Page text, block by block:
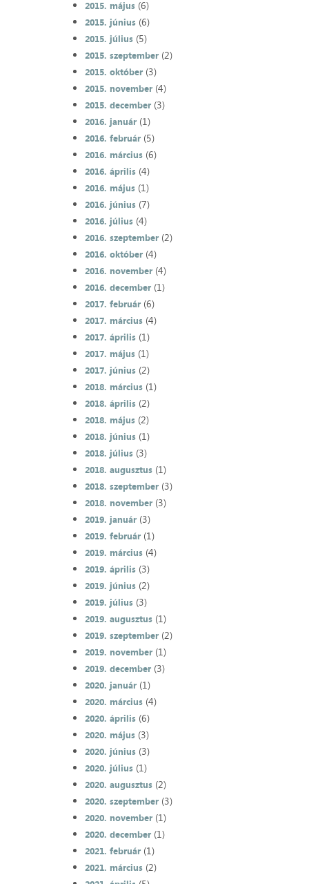
2015. május(6)
2015. június(6)
2015. július(5)
2015. szeptember(2)
2015. október(3)
2015. november(4)
2015. december(3)
2016. január(1)
2016. február(5)
2016. március(6)
2016. április(4)
2016. május(1)
2016. június(7)
2016. július(4)
2016. szeptember(2)
2016. október(4)
2016. november(4)
2016. december(1)
2017. február(6)
2017. március(4)
2017. április(1)
2017. május(1)
2017. június(2)
2018. március(1)
2018. április(2)
2018. május(2)
2018. június(1)
2018. július(3)
2018. augusztus(1)
2018. szeptember(3)
2018. november(3)
2019. január(3)
2019. február(1)
2019. március(4)
2019. április(3)
2019. június(2)
2019. július(3)
2019. augusztus(1)
2019. szeptember(2)
2019. november(1)
2019. december(3)
2020. január(1)
2020. március(4)
2020. április(6)
2020. május(3)
2020. június(3)
2020. július(1)
2020. augusztus(2)
2020. szeptember(3)
2020. november(1)
2020. december(1)
2021. február(1)
2021. március(2)